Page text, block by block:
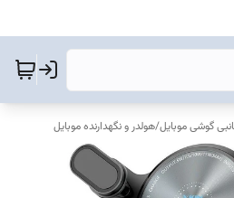
گوشی موبایل/هولدر و نگهدارنده موبایل